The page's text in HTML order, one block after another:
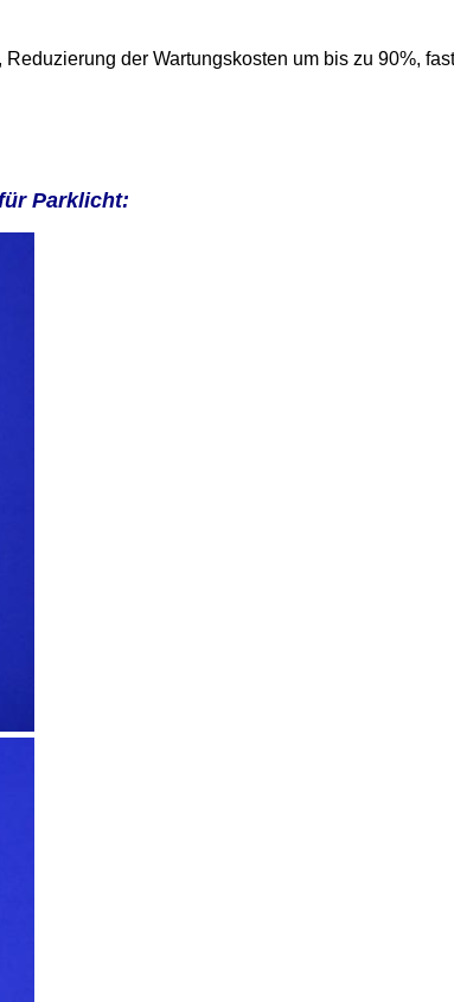
der Wartungskosten um bis zu 90%,
Parklicht: